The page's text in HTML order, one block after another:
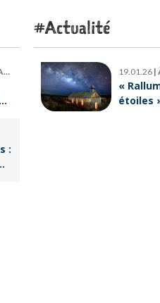
:
Actualité
19.01.26 |
«
étoiles